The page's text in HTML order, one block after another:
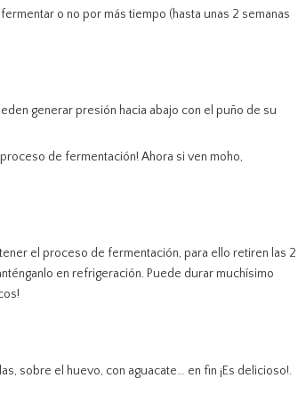
o no por más tiempo (hasta unas 2 semanas
generar presión hacia abajo con el puño de su
de fermentación! Ahora si ven moho,
el proceso de fermentación, para ello retiren las 2
en refrigeración. Puede durar muchísimo
sobre el huevo, con aguacate… en fin ¡Es delicioso!.